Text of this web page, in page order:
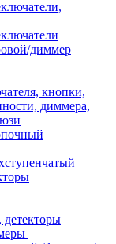
диммер
кнопки,
диммера,